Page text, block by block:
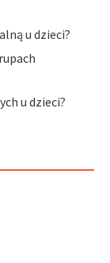
u dzieci?
u dzieci?